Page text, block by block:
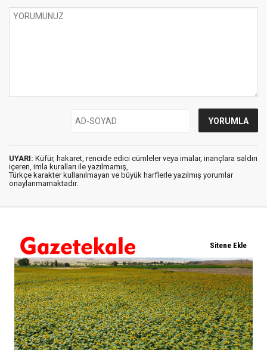
UYARI: Küfür, hakaret, rencide edici cümleler veya imalar, inançlara saldırı
içeren, imla kuralları ile yazılmamış,
Türkçe karakter kullanılmayan ve büyük harflerle yazılmış yorumlar
onaylanmamaktadır.